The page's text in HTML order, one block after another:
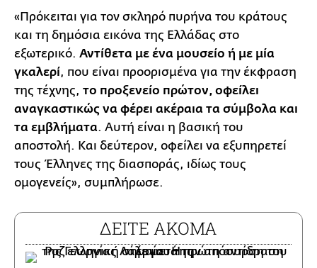
«Πρόκειται για τον σκληρό πυρήνα του κράτους
και τη δημόσια εικόνα της Ελλάδας στο
εξωτερικό. Αντίθετα με ένα μουσείο ή με μία
γκαλερί, που είναι προορισμένα για την έκφραση
της τέχνης, το προξενείο πρώτον, οφείλει
αναγκαστικώς να φέρει ακέραια τα σύμβολα και
τα εμβλήματα. Αυτή είναι η βασική του
αποστολή. Και δεύτερον, οφείλει να εξυπηρετεί
τους Έλληνες της διασποράς, ιδίως τους
ομογενείς», συμπλήρωσε.
ΔΕΙΤΕ ΑΚΟΜΑ